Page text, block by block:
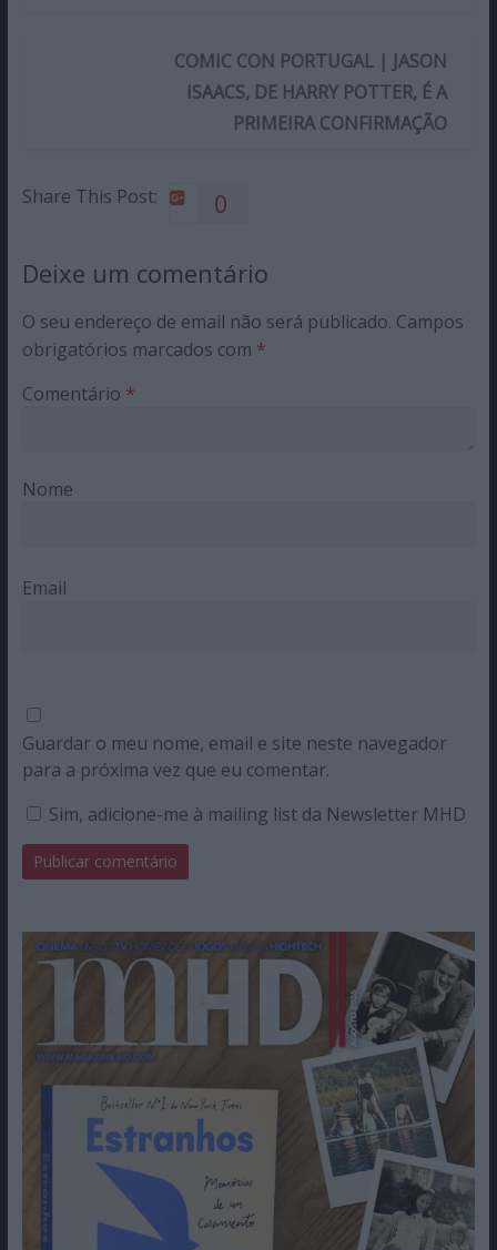
COMIC CON PORTUGAL | JASON
ISAACS, DE HARRY POTTER, É A
PRIMEIRA CONFIRMAÇÃO
Share This Post: 0
Deixe um comentário
O seu endereço de email não será publicado. Campos
obrigatórios marcados com *
Comentário *
Nome
Email
Guardar o meu nome, email e site neste navegador
para a próxima vez que eu comentar.
Sim, adicione-me à mailing list da Newsletter MHD